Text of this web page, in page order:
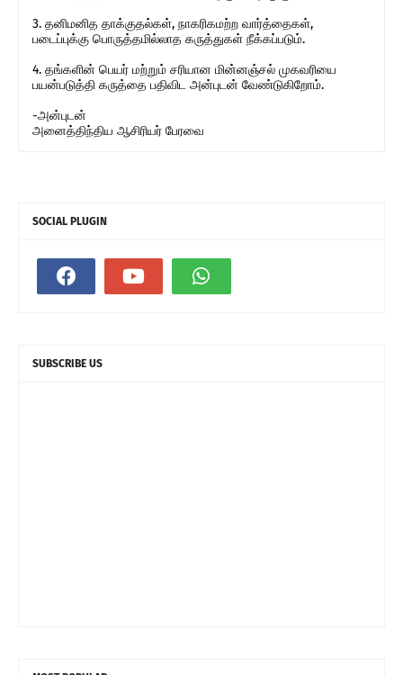
3. தனிமனித தாக்குதல்கள், நாகரிகமற்ற வார்த்தைகள்,
படைப்புக்கு பொருத்தமில்லாத கருத்துகள் நீக்கப்படும்.
4. தங்களின் பெயர் மற்றும் சரியான மின்னஞ்சல் முகவரியை
பயன்படுத்தி கருத்தை பதிவிட அன்புடன் வேண்டுகிறோம்.
-அன்புடன்
அனைத்திந்திய ஆசிரியர் பேரவை
SOCIAL PLUGIN
SUBSCRIBE US